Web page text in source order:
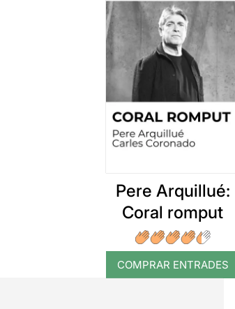
Pere Arquillué:
Coral romput
COMPRAR ENTRADES